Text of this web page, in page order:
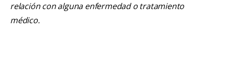
relación con alguna enfermedad o tratamiento
médico.